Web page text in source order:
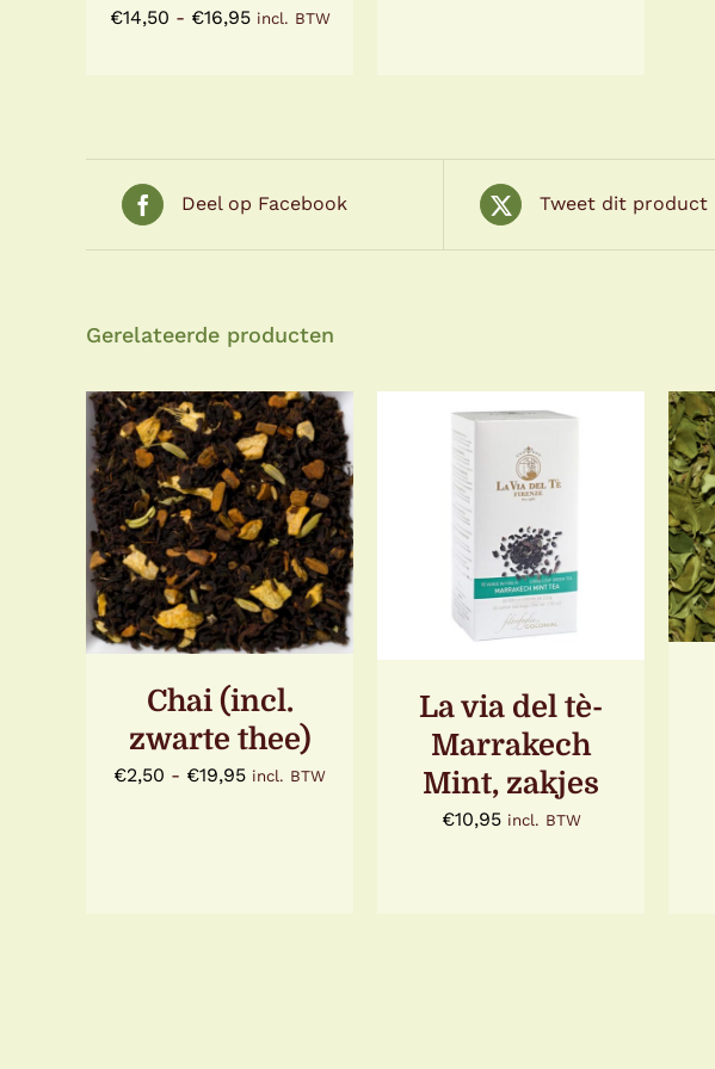
€14,50 - €16,95Prijsklasse:
incl. BTW
Deel op Facebook Tweet dit product
Gerelateerde producten
OPTIES SELECTEREN
DIT
PRODUCT
HEEFT
MEERDERE
VARIATIES.
DEZE
KAN
GEKOZEN
WORDEN
DE
/ DETAILS
Chai (incl.
zwarte thee)
€2,50 - €19,95Prijsklasse:
incl. BTW
TOEVOEGEN AAN
WINKELWAGEN
DETAILS
La via del tè-
Marrakech
Mint, zakjes
€10,95 incl. BTW